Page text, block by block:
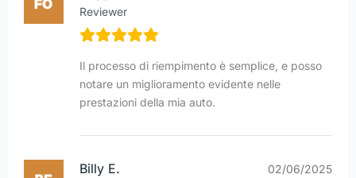
Reviewer
Il processo di riempimento è semplice, e posso
notare un miglioramento evidente nelle
prestazioni della mia auto.
Billy E. 02/06/2025